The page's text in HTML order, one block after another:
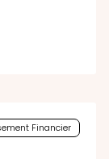
Financier